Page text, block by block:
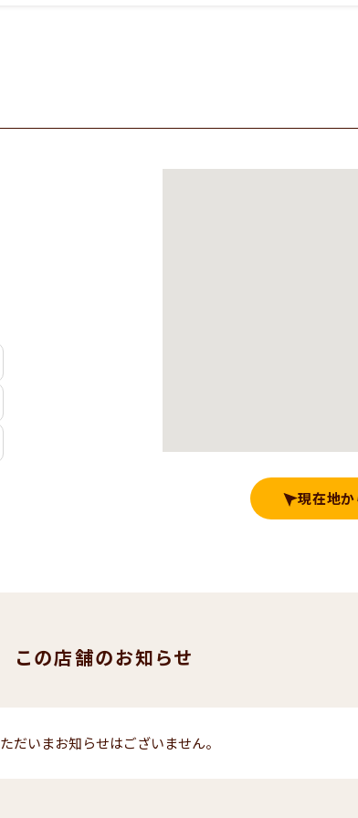
現在地
この店舗のお知らせ
ただいまお知らせはございません。